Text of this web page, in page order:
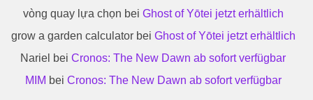
vòng quay lựa chọn bei Ghost of Yōtei jetzt erhältlich
grow a garden calculatorbei Ghost of Yōtei jetzt erhältlich
Nariel bei Cronos: The New Dawn ab sofort verfügbar
MIM bei Cronos: The New Dawn ab sofort verfügbar